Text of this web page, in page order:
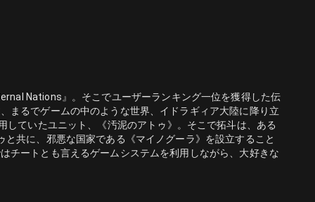
Nations』。そこでユーザーランキング一位を獲得した伝
まるでゲームの中のような世界、イドラギィア大陸に降り立
ていたユニット、《汚泥のアトゥ》。そこで拓斗は、ある
共に、邪悪な国家である《マイノグーラ》を設立すること
チートとも言えるゲームシステムを利用しながら、大好きな